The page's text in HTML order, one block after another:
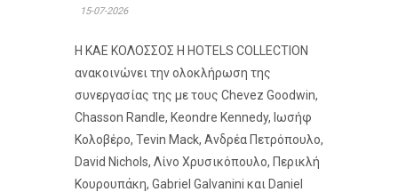
15-07-2026
Η ΚΑΕ ΚΟΛΟΣΣΟΣ H HOTELS COLLECTION
ανακοινώνει την ολοκλήρωση της
συνεργασίας της με τους Chevez Goodwin,
Chasson Randle, Keondre Kennedy, Ιωσήφ
Κολοβέρο, Tevin Mack, Ανδρέα Πετρόπουλο,
David Nichols, Λίνο Χρυσικόπουλο, Περικλή
Κουρουπάκη, Gabriel Galvanini και Daniel